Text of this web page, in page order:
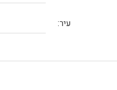
עיר: